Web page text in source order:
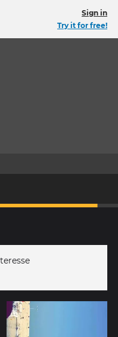
Sign in
Try it for free!